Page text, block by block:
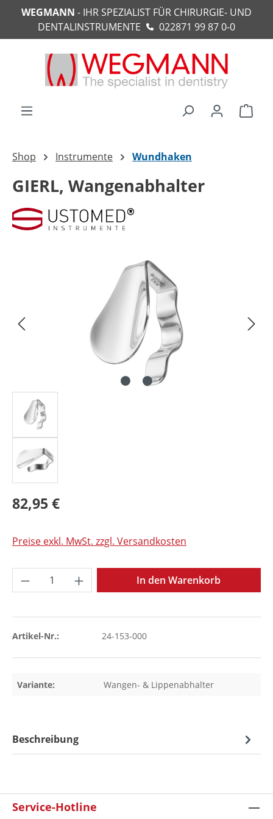
springen
WEGMANN - IHR SPEZIALIST FÜR CHIRURGIE- UND
DENTALINSTRUMENTE
022871 99 87 0-0
Shop Instrumente Wundhaken
GIERL, Wangenabhalter
Bildergalerie überspringen
82,95 €
Preise exkl. MwSt. zzgl. Versandkosten
Produkt Anzahl: Gib den gewünschten
In den Warenkorb
Artikel-Nr.: 24-153-000
Variante: Wangen- & Lippenabhalter
Beschreibung
Service-Hotline